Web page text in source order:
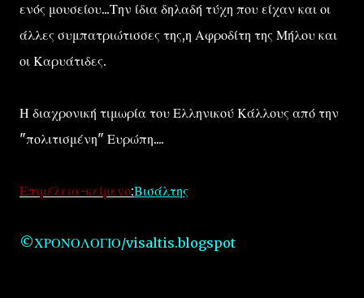
ενός μουσείου...Την ίδια δηλαδή τύχη που είχαν και οι
άλλες συμπατριώτισσες της,η Αφροδίτη της Μήλου και
οι Καρυάτιδες.
Η διαχρονική τιμωρία του Ελληνικού Κάλλους από την
"πολιτισμένη" Ευρώπη....
Επιμέλεια-κείμενο:Βισάλτης
©ΧΡΟΝΟΛΟΓΙΟ/visaltis.blogspot